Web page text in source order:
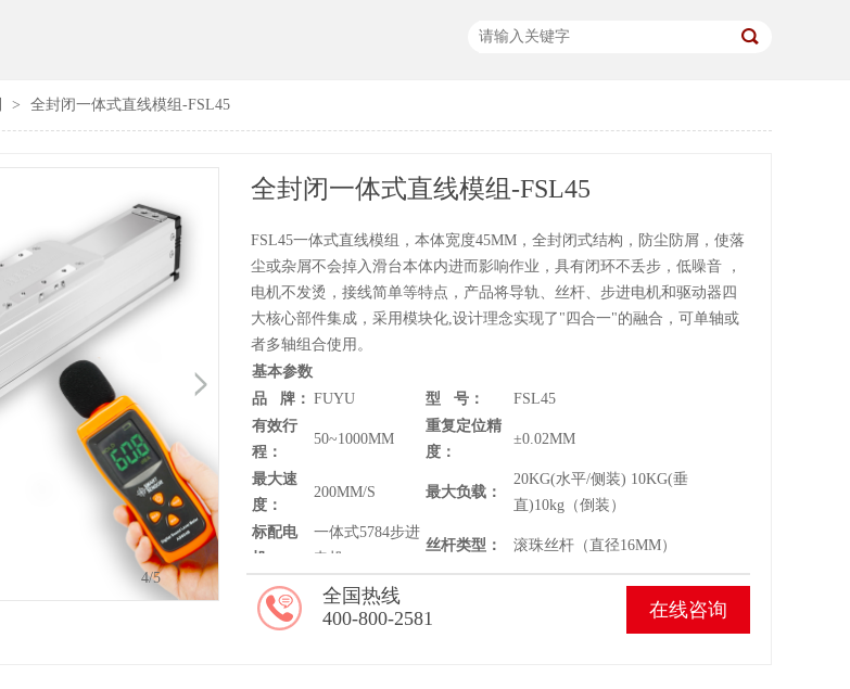
> 全封闭一体式直线模组-FSL45
4/5
全封闭一体式直线模组-FSL45
FSL45一体式直线模组，本体宽度45MM，全封闭式结构，防尘防屑，使落
尘或杂屑不会掉入滑台本体内进而影响作业，具有闭环不丢步，低噪音 ，
电机不发烫，接线简单等特点，产品将导轨、丝杆、步进电机和驱动器四
大核心部件集成，采用模块化,设计理念实现了"四合一"的融合，可单轴或
者多轴组合使用。
基本参数
品 牌： FUYU 型 号：
FSL45
有效行
程：
50~1000MM
重复定位精
度：
±0.02MM
最大速
度：
200MM/S 最大负载：
20KG(水平/侧装) 10KG(垂
直)10kg（倒装）
标配电
机：
一体式5784步进
电机
丝杆类型： 滚珠丝杆（直径16MM）
在线咨询
全国热线
400-800-2581